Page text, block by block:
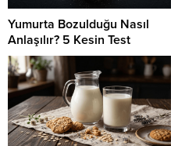
Yumurta Bozulduğu Nasıl
Anlaşılır? 5 Kesin Test